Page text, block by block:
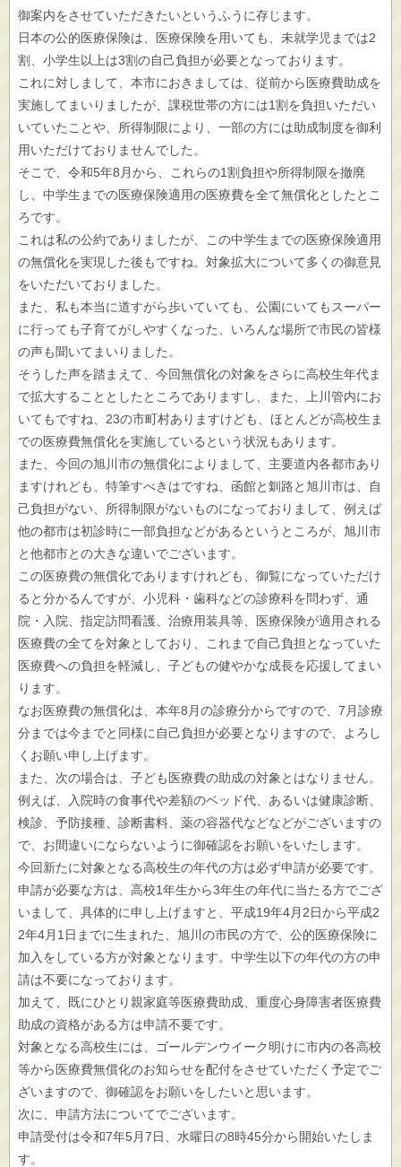
御案内をさせていただきたいというふうに存じます。
日本の公的医療保険は、医療保険を用いても、未就学児までは2
割、小学生以上は3割の自己負担が必要となっております。
これに対しまして、本市におきましては、従前から医療費助成を
実施してまいりましたが、課税世帯の方には1割を負担いただい
いていたことや、所得制限により、一部の方には助成制度を御利
用いただけておりませんでした。
そこで、令和5年8月から、これらの1割負担や所得制限を撤廃
し、中学生までの医療保険適用の医療費を全て無償化としたとこ
ろです。
これは私の公約でありましたが、この中学生までの医療保険適用
の無償化を実現した後もですね。対象拡大について多くの御意見
をいただいておりました。
また、私も本当に道すがら歩いていても、公園にいてもスーパー
に行っても子育てがしやすくなった、いろんな場所で市民の皆様
の声も聞いてまいりました。
そうした声を踏まえて、今回無償化の対象をさらに高校生年代ま
で拡大することとしたところでありますし、また、上川管内にお
いてもですね、23の市町村ありますけども、ほとんどが高校生ま
での医療費無償化を実施しているという状況もあります。
また、今回の旭川市の無償化によりまして、主要道内各都市あり
ますけれども、特筆すべきはですね、函館と釧路と旭川市は、自
己負担がない、所得制限がないものになっておりまして、例えば
他の都市は初診時に一部負担などがあるというところが、旭川市
と他都市との大きな違いでございます。
この医療費の無償化でありますけれども、御覧になっていただけ
ると分かるんですが、小児科・歯科などの診療科を問わず、通
院・入院、指定訪問看護、治療用装具等、医療保険が適用される
医療費の全てを対象としており、これまで自己負担となっていた
医療費への負担を軽減し、子どもの健やかな成長を応援してまい
ります。
なお医療費の無償化は、本年8月の診療分からですので、7月診療
分までは今までと同様に自己負担が必要となりますので、よろし
くお願い申し上げます。
また、次の場合は、子ども医療費の助成の対象とはなりません。
例えば、入院時の食事代や差額のベッド代、あるいは健康診断、
検診、予防接種、診断書料、薬の容器代などなどがございますの
で、お間違いにならないように御確認をお願いをいたします。
今回新たに対象となる高校生の年代の方は必ず申請が必要です。
申請が必要な方は、高校1年生から3年生の年代に当たる方でござ
いまして、具体的に申し上げますと、平成19年4月2日から平成2
2年4月1日までに生まれた、旭川の市民の方で、公的医療保険に
加入をしている方が対象となります。中学生以下の年代の方の申
請は不要になっております。
加えて、既にひとり親家庭等医療費助成、重度心身障害者医療費
助成の資格がある方は申請不要です。
対象となる高校生には、ゴールデンウイーク明けに市内の各高校
等から医療費無償化のお知らせを配付をさせていただく予定でご
ざいますので、御確認をお願いをしたいと思います。
次に、申請方法についてでございます。
申請受付は令和7年5月7日、水曜日の8時45分から開始いたしま
す。